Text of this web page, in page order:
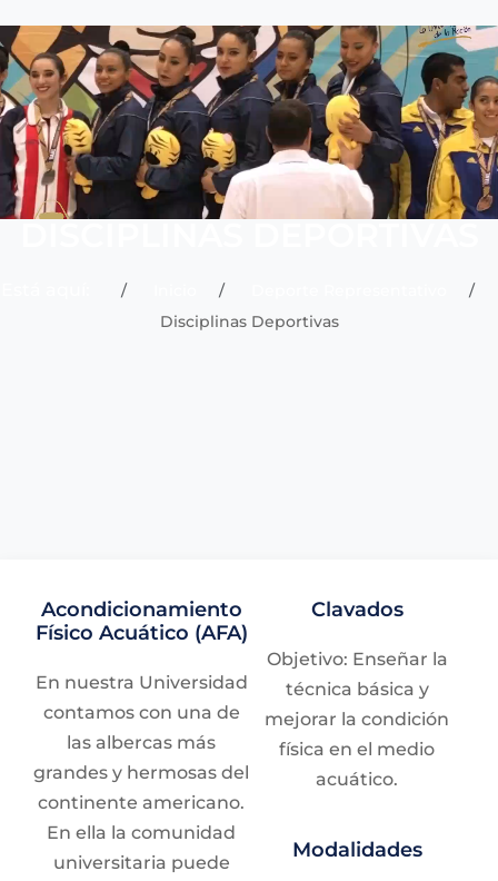
Disciplinas Deportivas
Acondicionamiento
Físico Acuático (AFA)
En nuestra Universidad
contamos con una de
las albercas más
grandes y hermosas del
continente americano.
En ella la comunidad
universitaria puede
Clavados
Objetivo: Enseñar la
técnica básica y
mejorar la condición
física en el medio
acuático.
Modalidades